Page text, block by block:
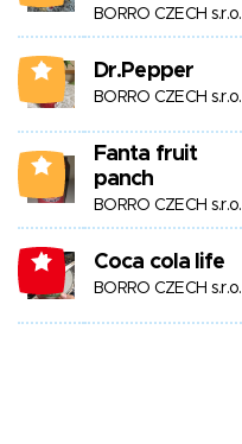
BORRO CZECH s.r.o.
2 Dr.Pepper
BORRO CZECH s.r.o.
2
Fanta fruit
panch
BORRO CZECH s.r.o.
-1 Coca cola life
BORRO CZECH s.r.o.